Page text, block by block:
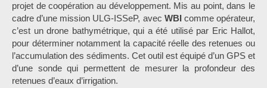
projet de coopération au développement. Mis au point, dans le
cadre d’une mission ULG-ISSeP, avec WBIcomme opérateur,
c’est un drone bathymétrique, qui a été utilisé par Eric Hallot,
pour déterminer notamment la capacité réelle des retenues ou
l’accumulation des sédiments. Cet outil est équipé d’un GPS et
d’une sonde qui permettent de mesurer la profondeur des
retenues d’eaux d’irrigation.